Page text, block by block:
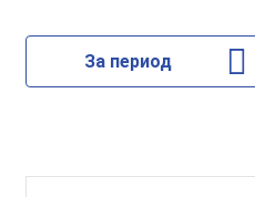
За период